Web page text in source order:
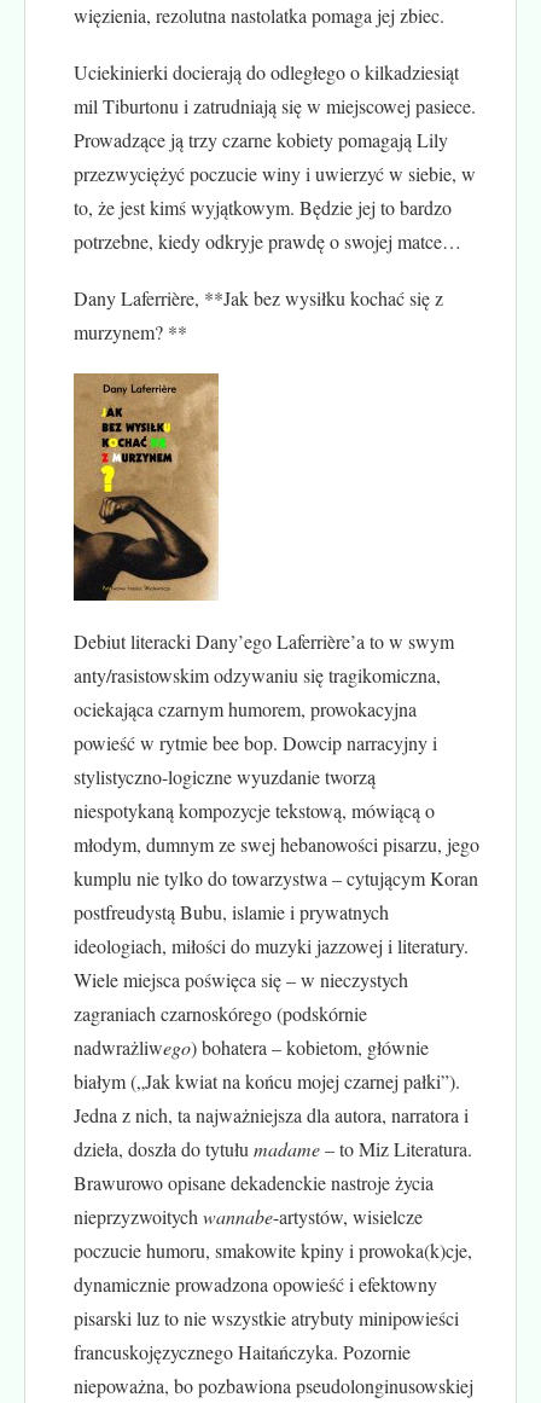
więzienia, rezolutna nastolatka pomaga jej zbiec.
Uciekinierki docierają do odległego o kilkadziesiąt
mil Tiburtonu i zatrudniają się w miejscowej pasiece.
Prowadzące ją trzy czarne kobiety pomagają Lily
przezwyciężyć poczucie winy i uwierzyć w siebie, w
to, że jest kimś wyjątkowym. Będzie jej to bardzo
potrzebne, kiedy odkryje prawdę o swojej matce…
Dany Laferrière, **Jak bez wysiłku kochać się z
murzynem? **
Debiut literacki Dany’ego Laferrière’a to w swym
anty/rasistowskim odzywaniu się tragikomiczna,
ociekająca czarnym humorem, prowokacyjna
powieść w rytmie bee bop. Dowcip narracyjny i
stylistyczno-logiczne wyuzdanie tworzą
niespotykaną kompozycje tekstową, mówiącą o
młodym, dumnym ze swej hebanowości pisarzu, jego
kumplu nie tylko do towarzystwa – cytującym Koran
postfreudystą Bubu, islamie i prywatnych
ideologiach, miłości do muzyki jazzowej i literatury.
Wiele miejsca poświęca się – w nieczystych
zagraniach czarnoskórego (podskórnie
nadwrażliwego) bohatera – kobietom, głównie
białym („Jak kwiat na końcu mojej czarnej pałki”).
Jedna z nich, ta najważniejsza dla autora, narratora i
dzieła, doszła do tytułu madame– to Miz Literatura.
Brawurowo opisane dekadenckie nastroje życia
nieprzyzwoitych wannabe-artystów, wisielcze
poczucie humoru, smakowite kpiny i prowoka(k)cje,
dynamicznie prowadzona opowieść i efektowny
pisarski luz to nie wszystkie atrybuty minipowieści
francuskojęzycznego Haitańczyka. Pozornie
niepoważna, bo pozbawiona pseudolonginusowskiej